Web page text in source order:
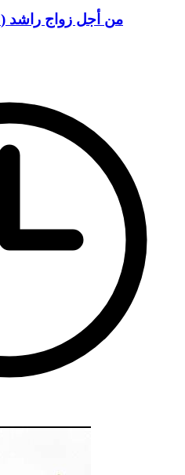
من أجل زواج راشد (3) عورة المرأة أمام النساء